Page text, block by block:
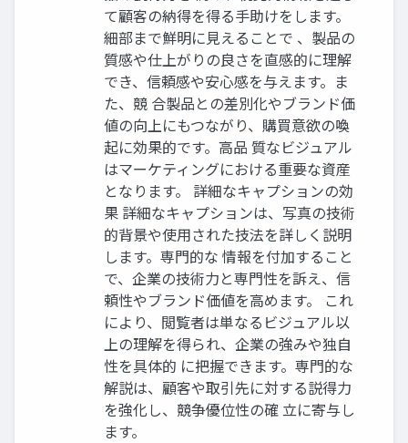
て顧客の納得を得る手助けをします。
細部まで鮮明に見えることで 、製品の
質感や仕上がりの良さを直感的に理解
でき、信頼感や安心感を与えます。ま
た、競 合製品との差別化やブランド価
値の向上にもつながり、購買意欲の喚
起に効果的です。高品 質なビジュアル
はマーケティングにおける重要な資産
となります。 詳細なキャプションの効
果 詳細なキャプションは、写真の技術
的背景や使用された技法を詳しく説明
します。専門的な 情報を付加すること
で、企業の技術力と専門性を訴え、信
頼性やブランド価値を高めます。 これ
により、閲覧者は単なるビジュアル以
上の理解を得られ、企業の強みや独自
性を具体的 に把握できます。専門的な
解説は、顧客や取引先に対する説得力
を強化し、競争優位性の確 立に寄与し
ます。